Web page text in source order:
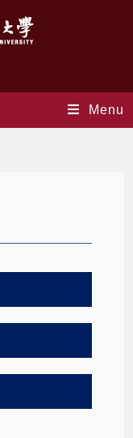
Menu